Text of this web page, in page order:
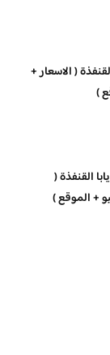
( الاسعار +
)
القنفذة (
+ الموقع )